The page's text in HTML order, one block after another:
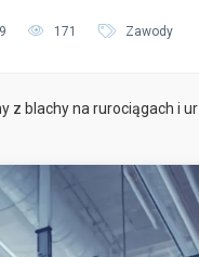
171 Zawody
z blachy na rurociągach i